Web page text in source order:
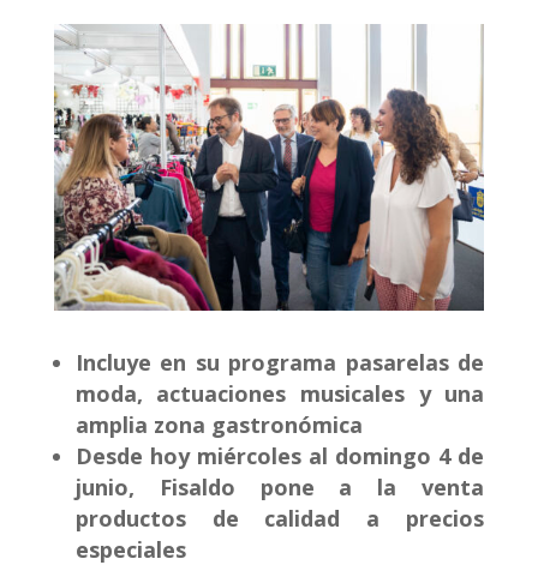
Incluye en su programa pasarelas de
moda, actuaciones musicales y una
amplia zona gastronómica
Desde hoy miércoles al domingo 4 de
junio, Fisaldo pone a la venta
productos de calidad a precios
especiales